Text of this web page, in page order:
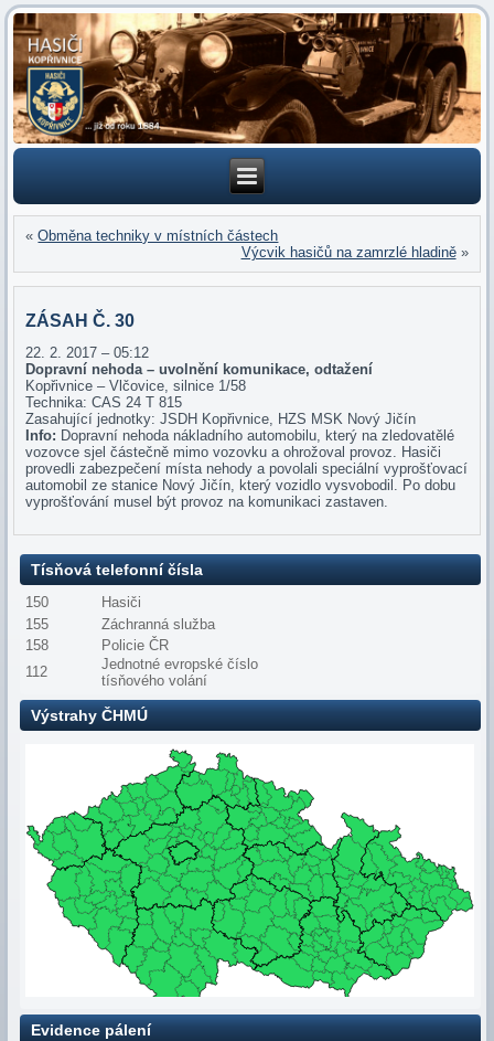
«Obměna techniky v místních částech
Výcvik hasičů na zamrzlé hladině»
ZÁSAH Č. 30
22. 2. 2017 – 05:12
Dopravní nehoda – uvolnění komunikace, odtažení
Kopřivnice – Vlčovice, silnice 1/58
Technika: CAS 24 T 815
Zasahující jednotky: JSDH Kopřivnice, HZS MSK Nový Jičín
Info: Dopravní nehoda nákladního automobilu, který na zledovatělé
vozovce sjel částečně mimo vozovku a ohrožoval provoz. Hasiči
provedli zabezpečení místa nehody a povolali speciální vyprošťovací
automobil ze stanice Nový Jičín, který vozidlo vysvobodil. Po dobu
vyprošťování musel být provoz na komunikaci zastaven.
Tísňová telefonní čísla
150
Hasiči
155
Záchranná služba
158
Policie ČR
112
Jednotné evropské číslo
tísňového volání
Výstrahy ČHMÚ
Evidence pálení